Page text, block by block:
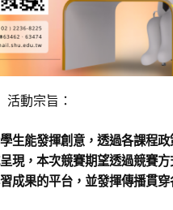
活動宗旨：
生能發揮創意，透過各課程
現，本次競賽期望透過競賽
成果的平台，並發揮傳播貫